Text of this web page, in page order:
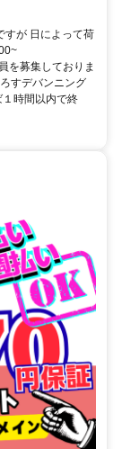
が 日によって荷
を募集しておりま
すデバンニング
時間以内で終